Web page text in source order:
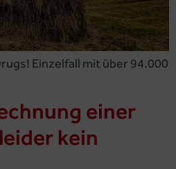
Einzelfall mit über 94.000
einer
kein